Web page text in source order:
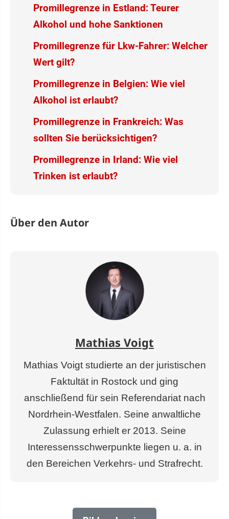
Promillegrenze in Estland: Teurer
Alkohol und hohe Sanktionen
Promillegrenze für Lkw-Fahrer: Welcher
Wert gilt?
Promillegrenze in Belgien: Wie viel
Alkohol ist erlaubt?
Promillegrenze in Frankreich: Was
sollten Sie berücksichtigen?
Promillegrenze in Irland: Wie viel
Trinken ist erlaubt?
Über den Autor
Mathias Voigt
Mathias Voigt studierte an der juristischen
Faktultät in Rostock und ging
anschließend für sein Referendariat nach
Nordrhein-Westfalen. Seine anwaltliche
Zulassung erhielt er 2013. Seine
Interessensschwerpunkte liegen u. a. in
den Bereichen Verkehrs- und Strafrecht.